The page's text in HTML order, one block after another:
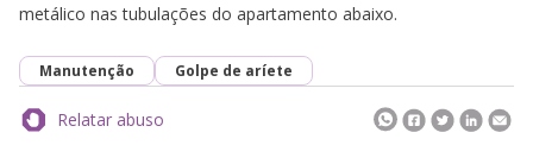
metálico nas tubulações do apartamento abaixo.
Manutenção Golpe de aríete
Relatar abuso